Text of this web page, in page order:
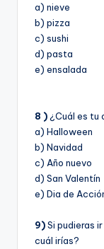
a) nieve
b) pizza
c) sushi
d) pasta
e) ensalada
8 ) ¿Cuál es
a) Halloween
b) Navidad
c) Año nuevo
d) San Valentí­n
e) Dia de
9)Si pudieras
cuál irí­as?